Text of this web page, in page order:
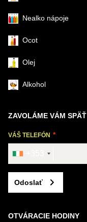
Nealko nápoje
Ocot
Olej
Alkohol
ZAVOLÁME VÁM SPÄŤ
VÁŠ TELEFÓN
Odoslať
OTVÁRACIE HODINY